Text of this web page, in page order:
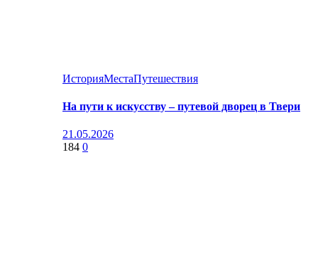
ИсторияМестаПутешествия
На пути к искусству – путевой дворец в Твери
21.05.2026
184 0